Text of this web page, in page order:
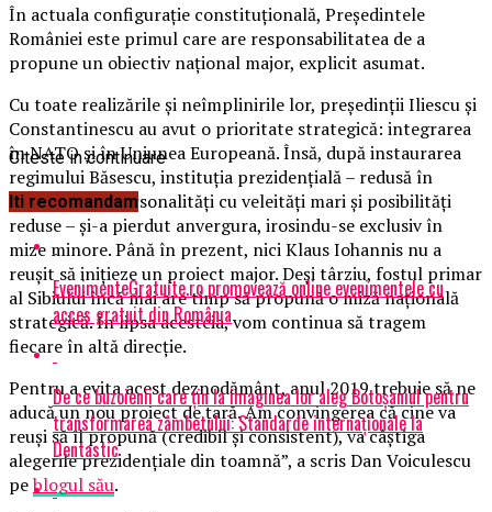
În actuala configuraţie constituţională, Preşedintele
României este primul care are responsabilitatea de a
propune un obiectiv naţional major, explicit asumat.
Cu toate realizările şi neîmplinirile lor, preşedinţii Iliescu şi
Constantinescu au avut o prioritate strategică: integrarea
în NATO şi în Uniunea Europeană. Însă, după instaurarea
regimului Băsescu, instituţia prezidenţială – redusă în
limitele unei personalităţi cu veleităţi mari şi posibilităţi
reduse – şi-a pierdut anvergura, irosindu-se exclusiv în
mize minore. Până în prezent, nici Klaus Iohannis nu a
reuşit să iniţieze un proiect major. Deşi târziu, fostul primar
al Sibiului încă mai are timp să propună o miză naţională
strategică. În lipsa acesteia, vom continua să tragem
fiecare în altă direcţie.
Pentru a evita acest deznodământ, anul 2019 trebuie să ne
aducă un nou proiect de ţară. Am convingerea că cine va
reuşi să îl propună (credibil şi consistent), va câştiga
alegerile prezidenţiale din toamnă”, a scris Dan Voiculescu
peblogul său.
Citeste in continuare
Iti recomandam
EvenimenteGratuite.ro promovează online evenimentele cu
acces gratuit din România
De ce buzoienii care țin la imaginea lor aleg Botoșaniul pentru
transformarea zâmbetului: Standarde internaționale la
Dentastic